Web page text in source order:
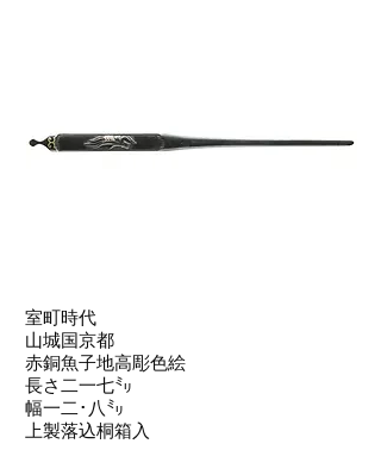
室町時代
山城国京都
赤銅魚子地高彫色絵
長さ二一七㍉
幅一二･八㍉
上製落込桐箱入